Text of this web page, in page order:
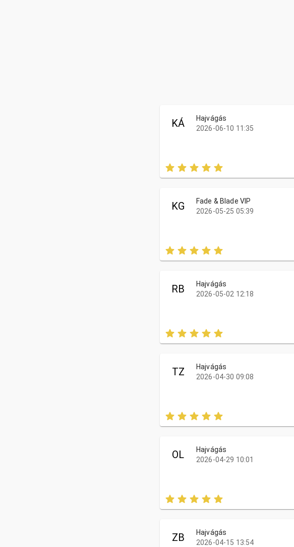
KÁ
Hajvágás
2026-06-10 11:35
KG
Fade & Blade VIP
2026-05-25 05:39
RB
Hajvágás
2026-05-02 12:18
TZ
Hajvágás
2026-04-30 09:08
OL
Hajvágás
2026-04-29 10:01
ZB
Hajvágás
2026-04-15 13:54